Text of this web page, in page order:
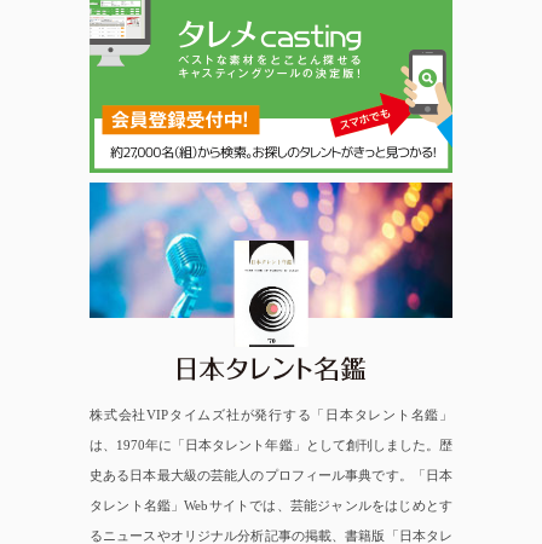
日本タレント名鑑
株式会社VIPタイムズ社が発行する「日本タレント名鑑」
は、1970年に「日本タレント年鑑」として創刊しました。歴
史ある日本最大級の芸能人のプロフィール事典です。「日本
タレント名鑑」Webサイトでは、芸能ジャンルをはじめとす
るニュースやオリジナル分析記事の掲載、書籍版「日本タレ